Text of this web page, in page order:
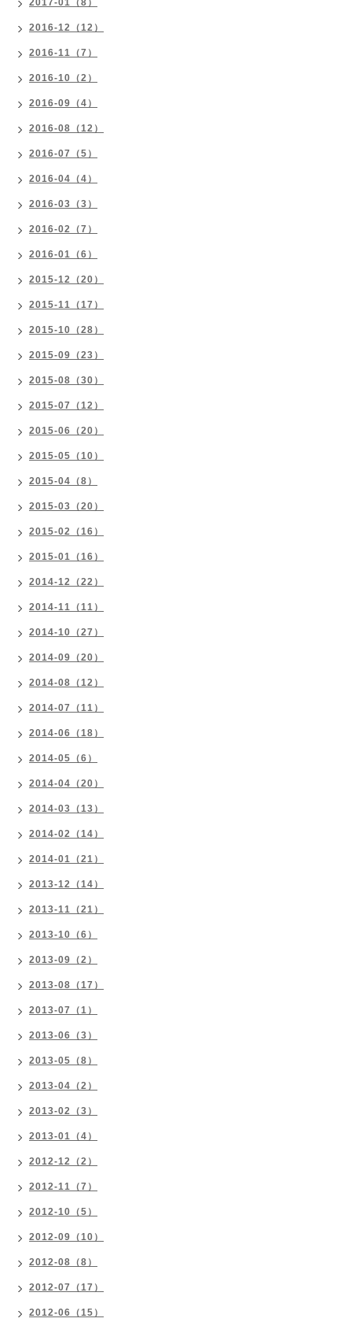
2017-01（8）
2016-12（12）
2016-11（7）
2016-10（2）
2016-09（4）
2016-08（12）
2016-07（5）
2016-04（4）
2016-03（3）
2016-02（7）
2016-01（6）
2015-12（20）
2015-11（17）
2015-10（28）
2015-09（23）
2015-08（30）
2015-07（12）
2015-06（20）
2015-05（10）
2015-04（8）
2015-03（20）
2015-02（16）
2015-01（16）
2014-12（22）
2014-11（11）
2014-10（27）
2014-09（20）
2014-08（12）
2014-07（11）
2014-06（18）
2014-05（6）
2014-04（20）
2014-03（13）
2014-02（14）
2014-01（21）
2013-12（14）
2013-11（21）
2013-10（6）
2013-09（2）
2013-08（17）
2013-07（1）
2013-06（3）
2013-05（8）
2013-04（2）
2013-02（3）
2013-01（4）
2012-12（2）
2012-11（7）
2012-10（5）
2012-09（10）
2012-08（8）
2012-07（17）
2012-06（15）